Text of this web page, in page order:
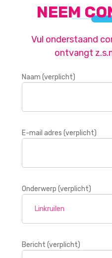
NEEM
Vul onderstaand
ontvangt
Naam (verplicht)
E-mail adres (verplicht)
Onderwerp (verplicht)
Bericht (verplicht)